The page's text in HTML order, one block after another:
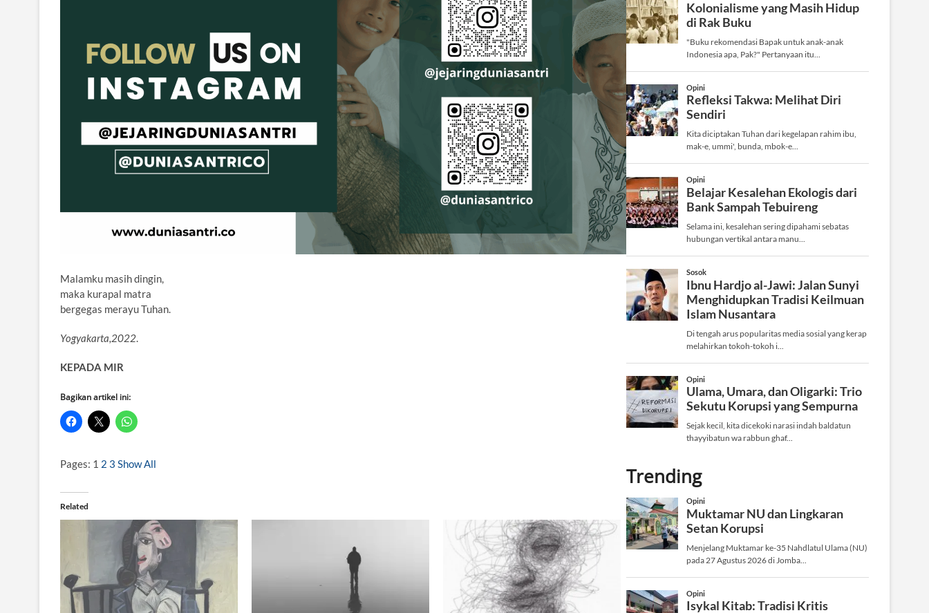
Malamku masih dingin,
maka kurapal matra
bergegas merayu Tuhan.
Yogyakarta,2022.
KEPADA MIR
Bagikan artikel ini:
Pages: 1 2 3 Show All
Related
Trending